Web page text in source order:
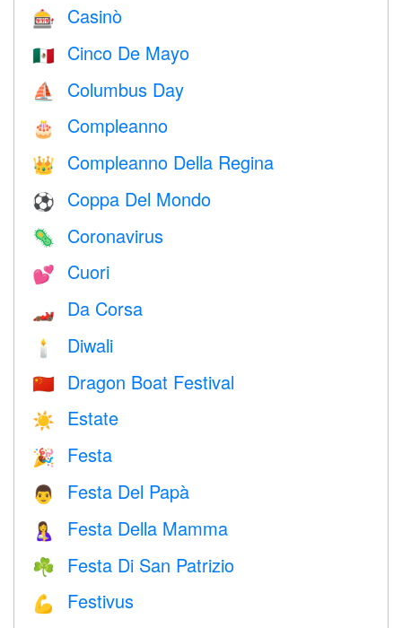
🎰 Casinò
🇲🇽 Cinco De Mayo
⛵️ Columbus Day
🎂 Compleanno
👑 Compleanno Della Regina
⚽ Coppa Del Mondo
🦠 Coronavirus
💕 Cuori
🏎 Da Corsa
🕯 Diwali
🇨🇳 Dragon Boat Festival
☀️ Estate
🎉 Festa
👨 Festa Del Papà
🤱 Festa Della Mamma
☘️ Festa Di San Patrizio
💪
Festivus